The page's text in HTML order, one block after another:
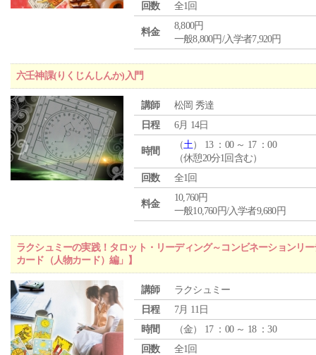
回数
全1回
料金
8,800円
一般8,800円/入学者7,920円
六壬神課(りくじんしんか)入門
講師
松岡 秀達
日程
6月 14日
時間
（土） 13 ：00 ～ 17 ：00
（休憩20分1回含む）
回数
全1回
料金
10,760円
一般10,760円/入学者9,680円
ラクシュミーの実践！タロット・リーディング～コンビネーションリ
カード（人物カード）編」】
講師
ラクシュミー
日程
7月 11日
時間
（金） 17 ：00 ～ 18 ：30
回数
全1回